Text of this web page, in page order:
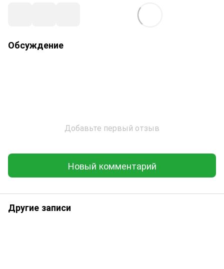
Обсуждение
Добавьте первый отзыв
Новый комментарий
Другие записи